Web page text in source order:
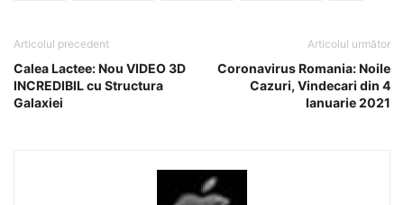
Articolul precedent
Calea Lactee: Nou VIDEO 3D
INCREDIBIL cu Structura
Galaxiei
Articolul următor
Coronavirus Romania: Noile
Cazuri, Vindecari din 4
Ianuarie 2021